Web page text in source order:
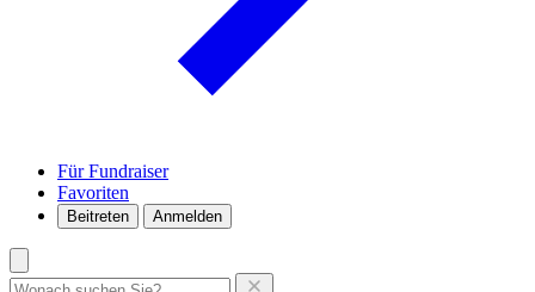
Für Fundraiser
Favoriten
Beitreten Anmelden